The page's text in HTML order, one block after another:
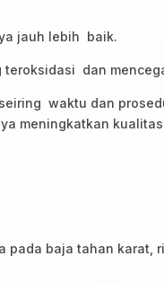
jauh lebih baik.
dan
waktu dan
meningkatkan
baja tahan karat,